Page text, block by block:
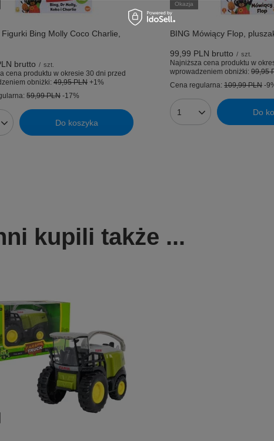
Bing Molly Coco Charlie,
brutto / szt.
cena produktu w okresie 30 dni przed
obniżki: 49,95 PLN +1%
59,99 PLN -17%
Do koszyka
Okazja
BING Mówiący Flop,
99,99 PLN brutto / szt.
Najniższa cena produktu w
wprowadzeniem obniżki: 99,95
Cena regularna: 109,99 PLN -
Ilość produktów Do
kupili także ...